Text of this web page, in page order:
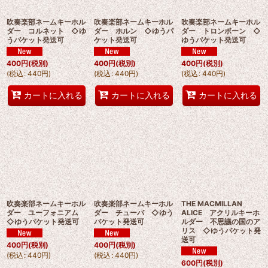
吹奏楽部ネームキーホル
ダー コルネット ◇ゆ
うパケット発送可
400円(税別)
(税込: 440円)
カートに入れる
吹奏楽部ネームキーホル
ダー ホルン ◇ゆうパ
ケット発送可
400円(税別)
(税込: 440円)
カートに入れる
吹奏楽部ネームキーホル
ダー トロンボーン ◇
ゆうパケット発送可
400円(税別)
(税込: 440円)
カートに入れる
吹奏楽部ネームキーホル
ダー ユーフォニアム
◇ゆうパケット発送可
400円(税別)
(税込: 440円)
吹奏楽部ネームキーホル
ダー チューバ ◇ゆう
パケット発送可
400円(税別)
(税込: 440円)
THE MACMILLAN
ALICE アクリルキーホ
ルダー 不思議の国のア
リス ◇ゆうパケット発
送可
600円(税別)